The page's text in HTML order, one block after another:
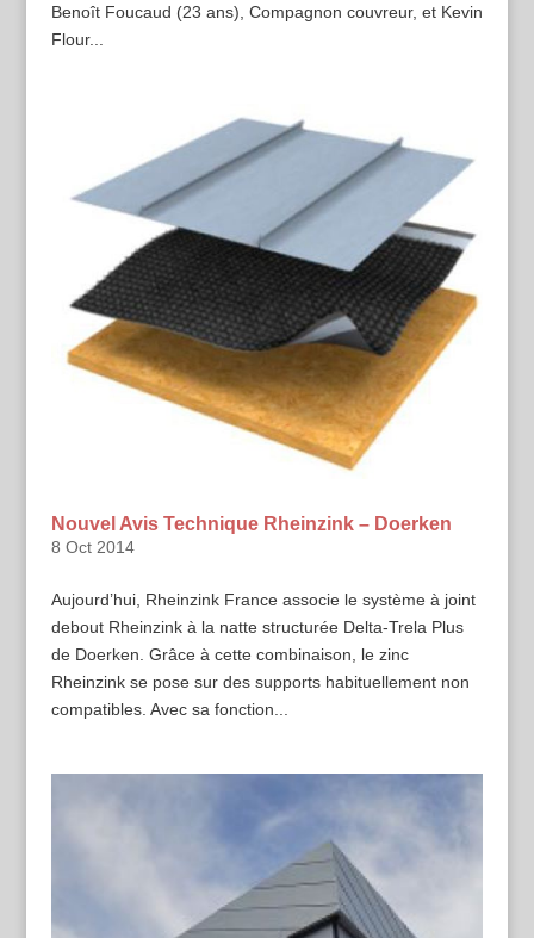
Benoît Foucaud (23 ans), Compagnon couvreur, et Kevin
Flour...
Nouvel Avis Technique Rheinzink – Doerken
8 Oct 2014
Aujourd’hui, Rheinzink France associe le système à joint
debout Rheinzink à la natte structurée Delta-Trela Plus
de Doerken. Grâce à cette combinaison, le zinc
Rheinzink se pose sur des supports habituellement non
compatibles. Avec sa fonction...